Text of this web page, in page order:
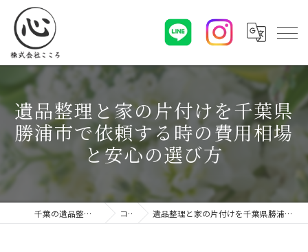
遺品整理と家の片付けを千葉県
勝浦市で依頼する時の費用相場
と安心の選び方
千葉の遺品整理なら株式会社こころ コラム 遺品整理と家の片付けを千葉県勝浦市で依頼する時の費用相場と安心の選び方